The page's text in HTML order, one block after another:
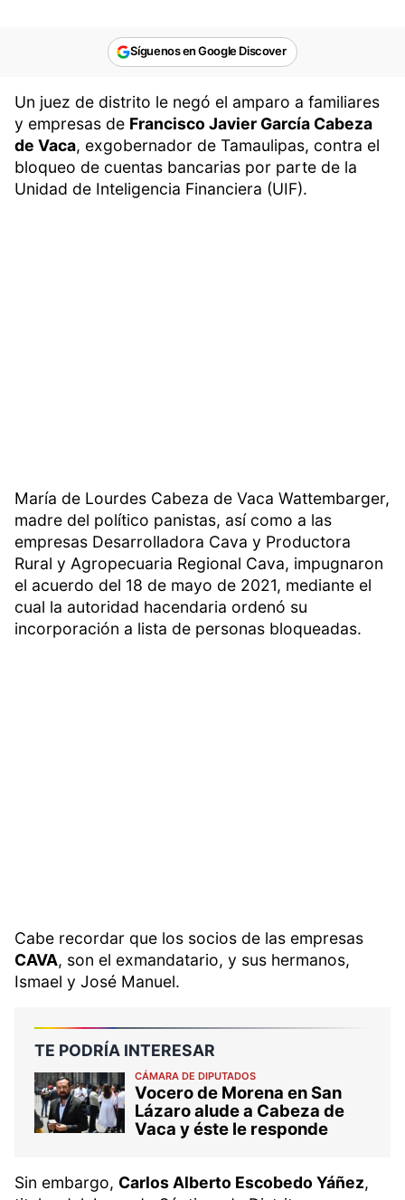
Síguenos en Google Discover
Un juez de distrito le negó el amparo a familiares
y empresas de Francisco Javier García Cabeza
de Vaca, exgobernador de Tamaulipas, contra el
bloqueo de cuentas bancarias por parte de la
Unidad de Inteligencia Financiera (UIF).
María de Lourdes Cabeza de Vaca Wattembarger,
madre del político panistas, así como a las
empresas Desarrolladora Cava y Productora
Rural y Agropecuaria Regional Cava, impugnaron
el acuerdo del 18 de mayo de 2021, mediante el
cual la autoridad hacendaria ordenó su
incorporación a lista de personas bloqueadas.
Cabe recordar que los socios de las empresas
CAVA, son el exmandatario, y sus hermanos,
Ismael y José Manuel.
TE PODRÍA INTERESAR
CÁMARA DE DIPUTADOS
Vocero de Morena en San
Lázaro alude a Cabeza de
Vaca y éste le responde
Sin embargo, Carlos Alberto Escobedo Yáñez,